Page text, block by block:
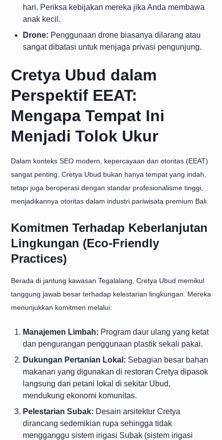
hari. Periksa kebijakan mereka jika Anda membawa
anak kecil.
Drone: Penggunaan drone biasanya dilarang atau
sangat dibatasi untuk menjaga privasi pengunjung.
Cretya Ubud dalam
Perspektif EEAT:
Mengapa Tempat Ini
Menjadi Tolok Ukur
Dalam konteks SEO modern, kepercayaan dan otoritas (EEAT)
sangat penting. Cretya Ubud bukan hanya tempat yang indah,
tetapi juga beroperasi dengan standar profesionalisme tinggi,
menjadikannya otoritas dalam industri pariwisata premium Bali.
Komitmen Terhadap Keberlanjutan
Lingkungan (Eco-Friendly
Practices)
Berada di jantung kawasan Tegalalang, Cretya Ubud memikul
tanggung jawab besar terhadap kelestarian lingkungan. Mereka
menunjukkan komitmen melalui:
Manajemen Limbah: Program daur ulang yang ketat
dan pengurangan penggunaan plastik sekali pakai.
Dukungan Pertanian Lokal: Sebagian besar bahan
makanan yang digunakan di restoran Cretya dipasok
langsung dari petani lokal di sekitar Ubud,
mendukung ekonomi komunitas.
Pelestarian Subak: Desain arsitektur Cretya
dirancang sedemikian rupa sehingga tidak
mengganggu sistem irigasi Subak (sistem irigasi